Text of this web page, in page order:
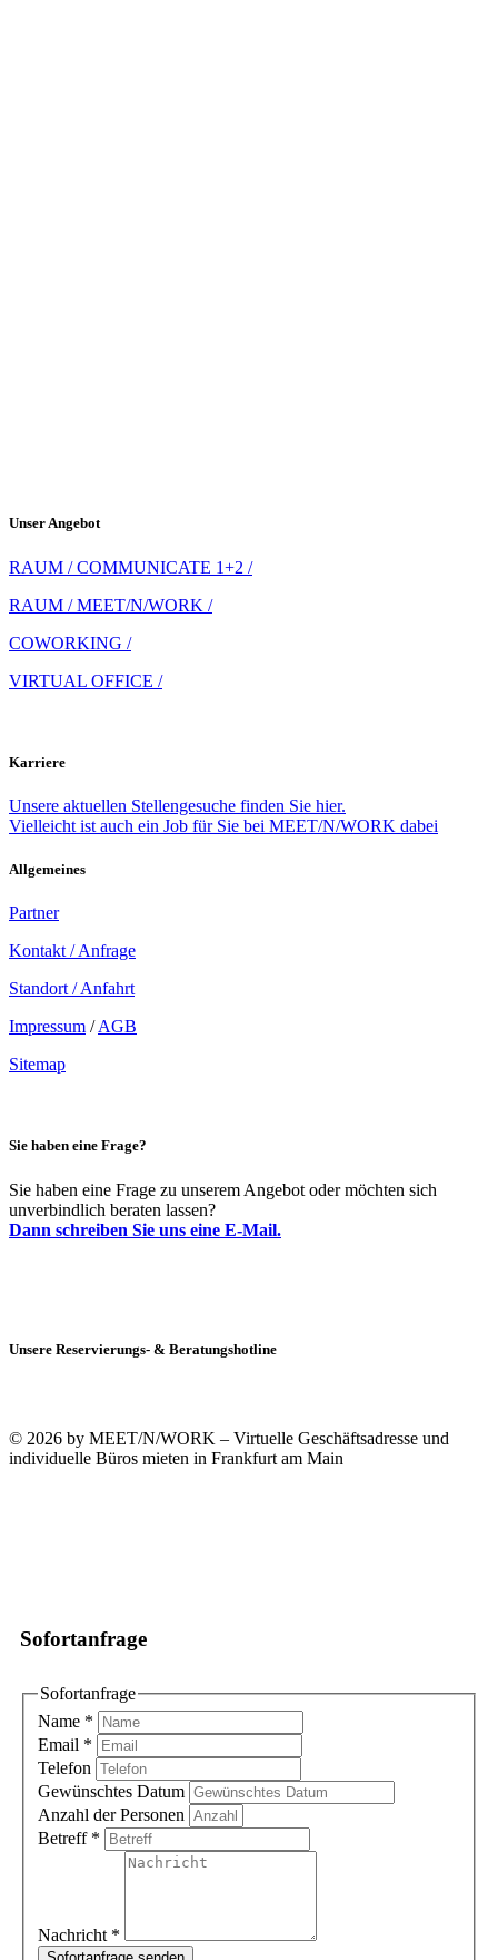
Unser Angebot
RAUM / COMMUNICATE 1+2 /
RAUM / MEET/N/WORK /
COWORKING /
VIRTUAL OFFICE /
Karriere
Unsere aktuellen Stellengesuche finden Sie hier.
Vielleicht ist auch ein Job für Sie bei MEET/N/WORK dabei
Allgemeines
Partner
Kontakt / Anfrage
Standort / Anfahrt
Impressum /AGB
Sitemap
Sie haben eine Frage?
Sie haben eine Frage zu unserem Angebot oder möchten sich
unverbindlich beraten lassen?
Dann schreiben Sie uns eine E-Mail.
Unsere Reservierungs- & Beratungshotline
© 2026 by MEET/N/WORK – Virtuelle Geschäftsadresse und
individuelle Büros mieten in Frankfurt am Main
Sofortanfrage
Sofortanfrage
Name *
Email *
Telefon
Gewünschtes Datum
Anzahl der Personen
Betreff *
Nachricht *